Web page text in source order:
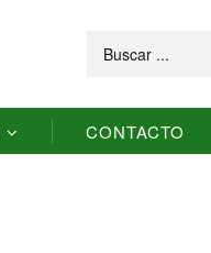
CONTACTO